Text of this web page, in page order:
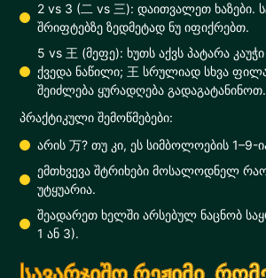
2 vs 3 (二 vs 三): დაითვალეთ ხაზები.
შრიფტებზე ზედმეტად ნუ იფიქრებთ.
5 vs 王 (მეფე): ხუთს აქვს პატარა
ქვედა ნაწილი; 王 სრულიად სხვა
შეიძლება ყურადღება გადაგატანინოთ.
პრაქტიკული შემოწმებები:
არის 万? თუ კი, ეს სიმბოლოების 1–9-
ემთხვევა შტრიხები მოსალოდნელ
უტყუარია.
შეადარეთ ხელში არსებულ ნაცნობ
1 ან 3).